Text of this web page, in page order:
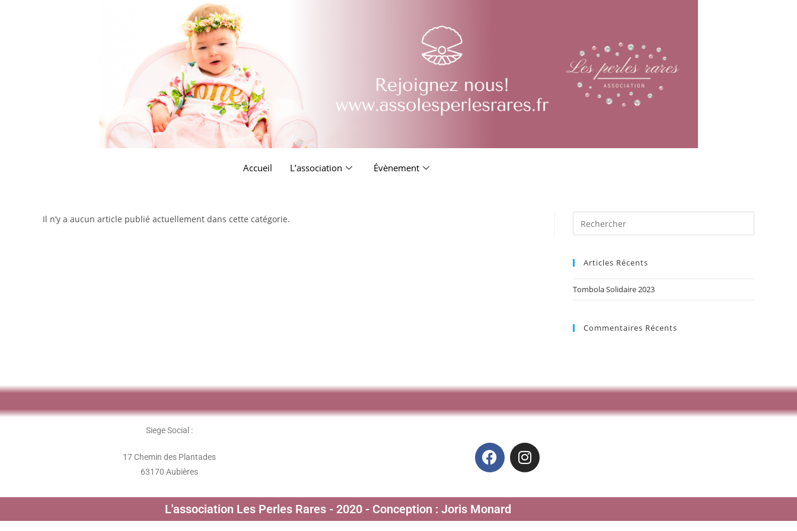
Accueil L’association Évènement
Il n’y a aucun article publié actuellement dans cette catégorie.
Articles Récents
Tombola Solidaire 2023
Commentaires Récents
Siege Social :
17 Chemin des Plantades
63170 Aubières
L'association Les Perles Rares - 2020 - Conception : Joris Monard